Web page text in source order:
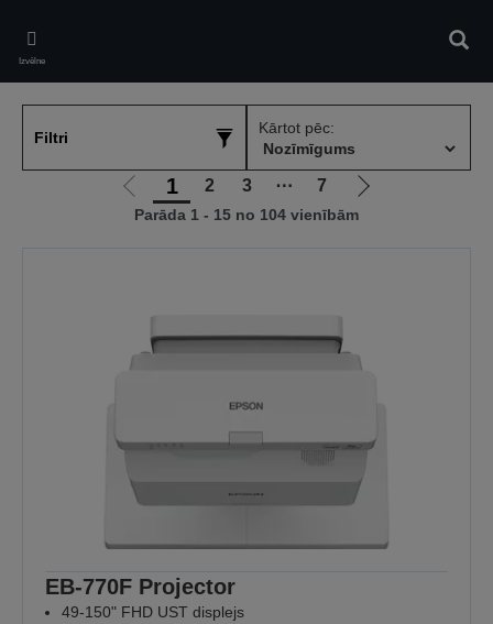
main
content
Izvēlne
Filtri
Kārtot pēc:
Iet
uz
1 2 3 ⋯ 7
Iet
uz
Parāda 1 - 15 no 104 vienībām
EB-770F Projector
49-150" FHD UST displejs